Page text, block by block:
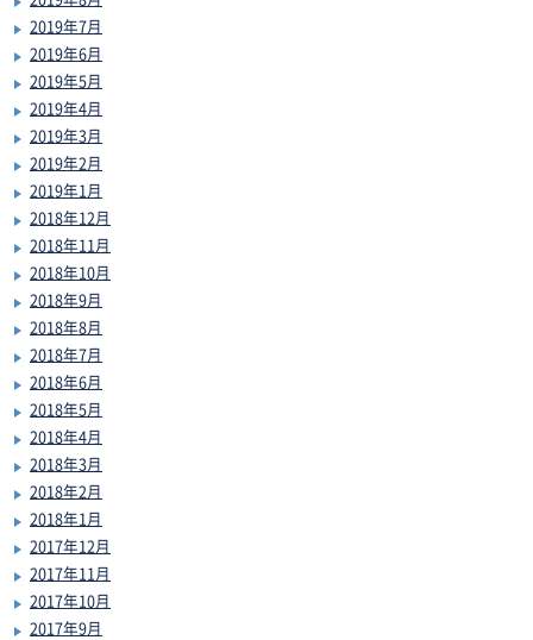
2019年7月
2019年6月
2019年5月
2019年4月
2019年3月
2019年2月
2019年1月
2018年12月
2018年11月
2018年10月
2018年9月
2018年8月
2018年7月
2018年6月
2018年5月
2018年4月
2018年3月
2018年2月
2018年1月
2017年12月
2017年11月
2017年10月
2017年9月